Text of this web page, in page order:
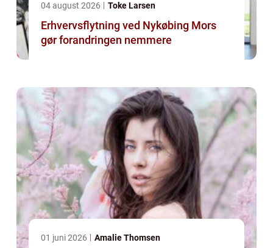
04 august 2026 Toke Larsen
Erhvervsflytning ved Nykøbing Mors
gør forandringen nemmere
01 juni 2026 Amalie Thomsen